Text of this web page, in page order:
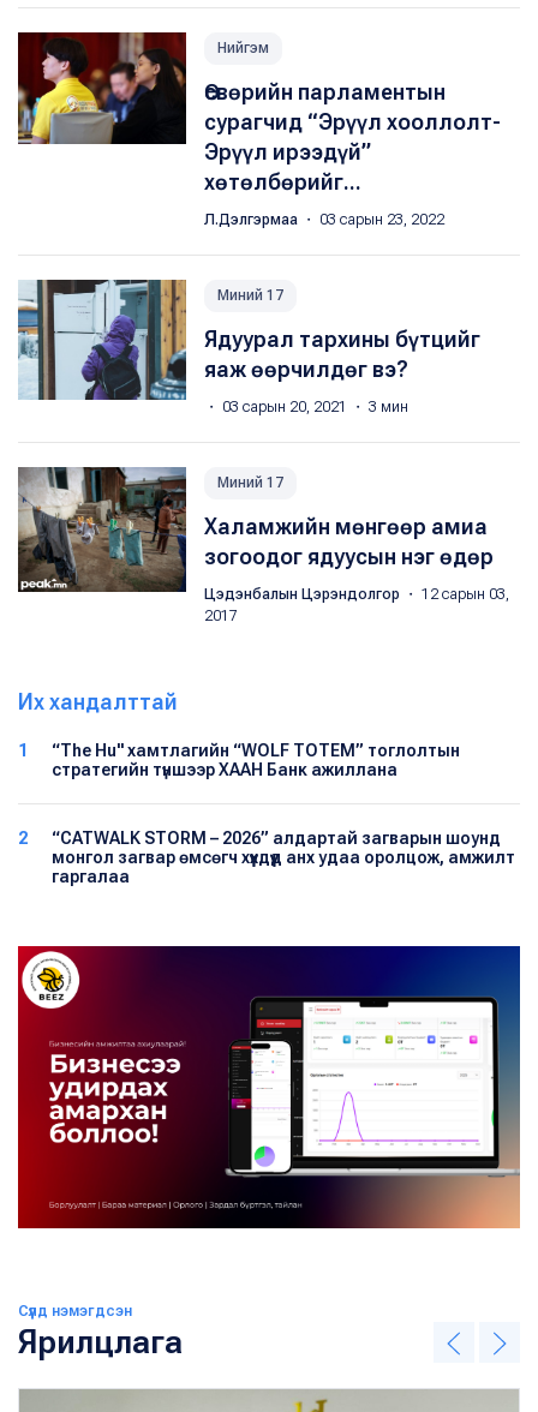
Нийгэм
Өсвөрийн парламентын
сурагчид “Эрүүл хооллолт-
Эрүүл ирээдүй”
хөтөлбөрийг...
Л.Дэлгэрмаа ・ 03 сарын 23, 2022
Миний 17
Ядуурал тархины бүтцийг
яаж өөрчилдөг вэ?
・ 03 сарын 20, 2021 ・ 3 мин
Миний 17
Халамжийн мөнгөөр амиа
зогоодог ядуусын нэг өдөр
Цэдэнбалын Цэрэндолгор
・ 12 сарын 03,
2017
Их хандалттай
1
“The Hu" хамтлагийн “WOLF TOTEM” тоглолтын
стратегийн түншээр ХААН Банк ажиллана
2
“CATWALK STORM – 2026” алдартай загварын шоунд
монгол загвар өмсөгч хүүхдүүд анх удаа оролцож, амжилт
гаргалаа
Сүүлд нэмэгдсэн
Ярилцлага